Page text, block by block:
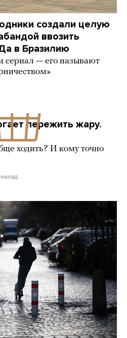
создали целую
ввозить
в Бразилию
сериал — его называют
пережить жару.
ходить? И кому точно